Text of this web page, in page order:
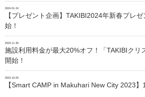
2024.01.24
【プレゼント企画】TAKIBI2024年新春プレ
始！
2023.11.30
施設利用料金が最大20%オフ！「TAKIBIクリ
開始！
2023.10.05
【Smart CAMP in Makuhari New City 2023